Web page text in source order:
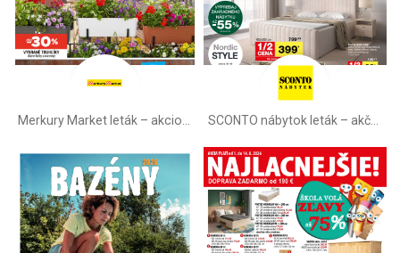
Merkury Market leták –⁠ akciová ponuka SCONTO nábytok leták – akčná ponuka